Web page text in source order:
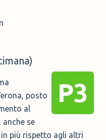
posto
al
anche se
più rispetto agli altri